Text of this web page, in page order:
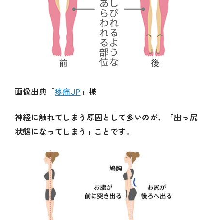
画像出典「疼痛JP 」様
神経に触れてしまう原因として多いのが、「出っ尻
状態になってしまう」ことです。